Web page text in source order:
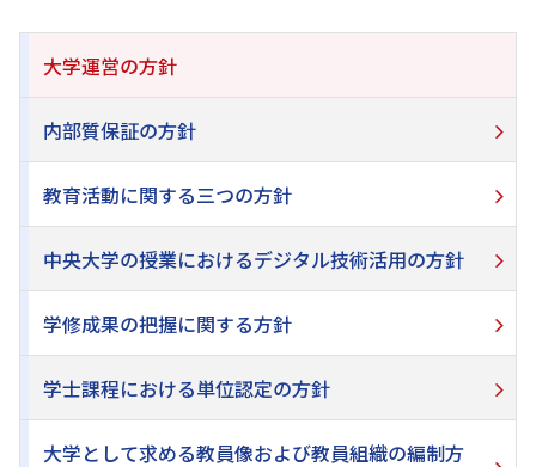
大学運営の方針
内部質保証の方針
教育活動に関する三つの方針
中央大学の授業におけるデジタル技術活用の方針
学修成果の把握に関する方針
学士課程における単位認定の方針
大学として求める教員像および教員組織の編制方